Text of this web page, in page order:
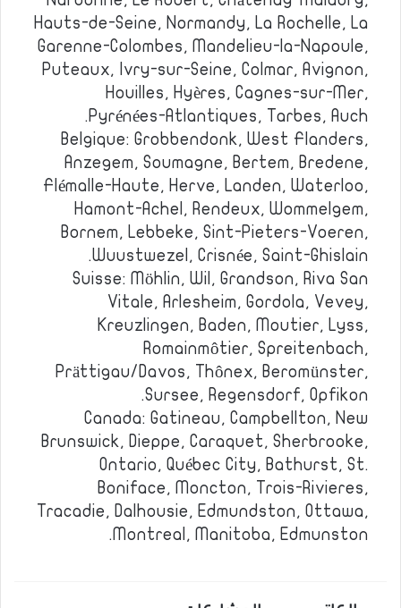
Hauts-de-Seine, Normandy, La Rochelle, La
Garenne-Colombes, Mandelieu-la-Napoule,
Puteaux, Ivry-sur-Seine, Colmar, Avignon,
Houilles, Hyères, Cagnes-sur-Mer,
Pyrénées-Atlantiques, Tarbes, Auch.
Belgique: Grobbendonk, West Flanders,
Anzegem, Soumagne, Bertem, Bredene,
Flémalle-Haute, Herve, Landen, Waterloo,
Hamont-Achel, Rendeux, Wommelgem,
Bornem, Lebbeke, Sint-Pieters-Voeren,
Wuustwezel, Crisnée, Saint-Ghislain.
Suisse: Möhlin, Wil, Grandson, Riva San
Vitale, Arlesheim, Gordola, Vevey,
Kreuzlingen, Baden, Moutier, Lyss,
Romainmôtier, Spreitenbach,
Prättigau/Davos, Thônex, Beromünster,
Sursee, Regensdorf, Opfikon.
Canada: Gatineau, Campbellton, New
Brunswick, Dieppe, Caraquet, Sherbrooke,
Ontario, Québec City, Bathurst, St.
Boniface, Moncton, Trois-Rivieres,
Tracadie, Dalhousie, Edmundston, Ottawa,
Montreal, Manitoba, Edmunston.